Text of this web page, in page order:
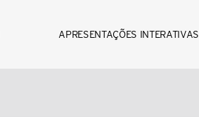
APRESENTAÇÕES INTERATIVAS
PARA SE